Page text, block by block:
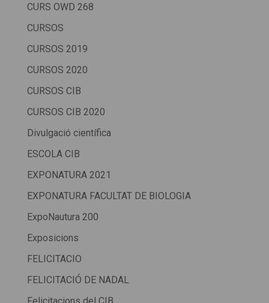
CURS OWD 268
CURSOS
CURSOS 2019
CURSOS 2020
CURSOS CIB
CURSOS CIB 2020
Divulgació científica
ESCOLA CIB
EXPONATURA 2021
EXPONATURA FACULTAT DE BIOLOGIA
ExpoNautura 200
Exposicions
FELICITACIO
FELICITACIÓ DE NADAL
Felicitacions del CIB